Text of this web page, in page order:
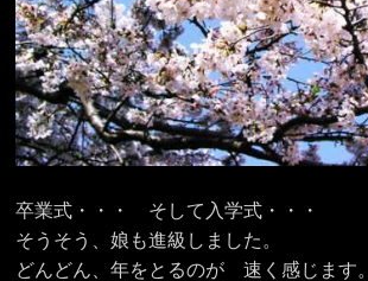
卒業式・・・ そして入学式・・・
そうそう、娘も進級しました。
どんどん、年をとるのが 速く感じます。